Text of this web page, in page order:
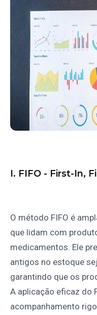
I. FIFO - First-In,
O método FIFO é
que lidam com
medicamentos. Ele
antigos no estoque
garantindo que os
A aplicação eficaz do
acompanhamento